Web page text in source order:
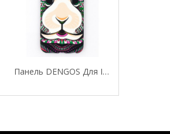
Панель DENGOS Для IPhone 7 "Rabbit"